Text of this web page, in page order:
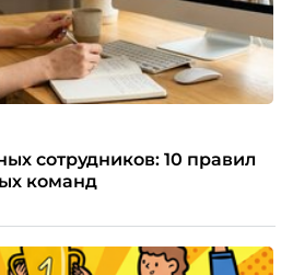
сотрудников: 10 правил
команд